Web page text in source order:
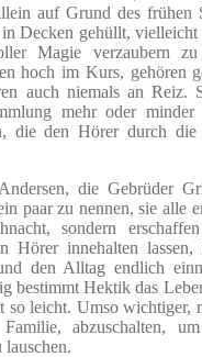
auf Grund des frühen
Decken gehüllt,
Magie verzaubern zu
hoch im Kurs, gehören
auch niemals an Reiz.
mehr oder minder
die den Hörer durch die
die Gebrüder
paar zu nennen, sie alle
sondern
Hörer innehalten
den Alltag endlich
bestimmt Hektik das
so leicht. Umso wichtiger,
abzuschalten,
lauschen.